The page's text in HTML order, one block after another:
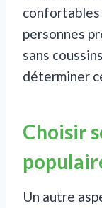
confortables
personnes
sans
déterminer
Choisir
Un autre